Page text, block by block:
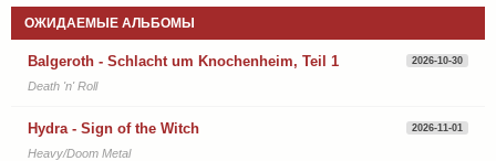
ОЖИДАЕМЫЕ АЛЬБОМЫ
Balgeroth - Schlacht um Knochenheim, Teil 1 2026-10-30
Death 'n' Roll
Hydra - Sign of the Witch 2026-11-01
Heavy/Doom Metal